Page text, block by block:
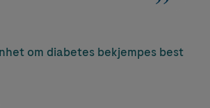
om diabetes bekjempes best